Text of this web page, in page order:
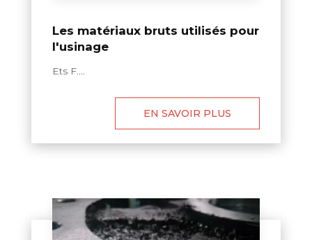
Les matériaux bruts utilisés pour
l'usinage
Ets F....
EN SAVOIR PLUS